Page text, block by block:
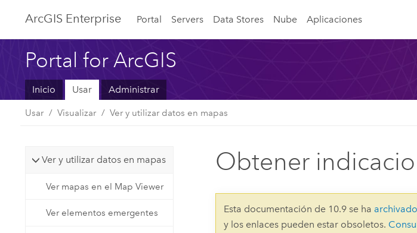
ArcGIS Enterprise Portal Servers Data Stores Nube Aplicaciones
Portal for ArcGIS
Inicio Usar Administrar
Usar Visualizar Ver y utilizar datos en mapas
Ver y utilizar datos en mapas
Ver mapas en el Map Viewer
Ver elementos emergentes
Obtener
Esta documentación de 10.9 se ha
y los enlaces pueden estar obsoletos.